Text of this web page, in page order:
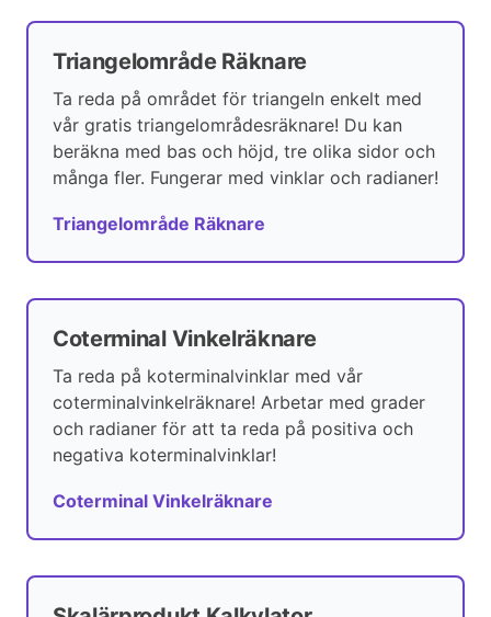
Triangelområde Räknare
Ta reda på området för triangeln enkelt med
vår gratis triangelområdesräknare! Du kan
beräkna med bas och höjd, tre olika sidor och
många fler. Fungerar med vinklar och radianer!
Triangelområde Räknare
Coterminal Vinkelräknare
Ta reda på koterminalvinklar med vår
coterminalvinkelräknare! Arbetar med grader
och radianer för att ta reda på positiva och
negativa koterminalvinklar!
Coterminal Vinkelräknare